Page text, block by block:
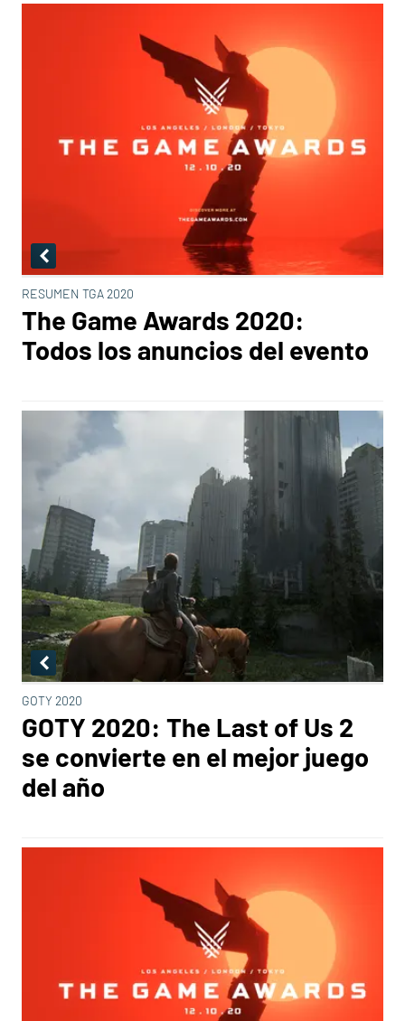
RESUMEN TGA 2020
The Game Awards 2020:
Todos los anuncios del evento
GOTY 2020
GOTY 2020: The Last of Us 2
se convierte en el mejor juego
del año